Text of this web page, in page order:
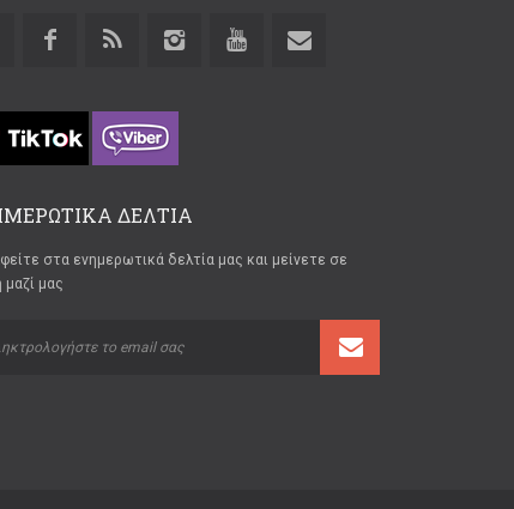
ΔΕΛΤΙΑ
στα ενημερωτικά δελτία μας και μείνετε σε
μαζί μας